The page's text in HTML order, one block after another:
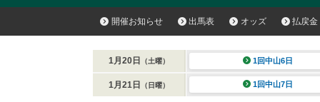
開催お知らせ 出馬表 オッズ 払戻金
1月20日 （土曜） 1回中山6日
1月21日 （日曜） 1回中山7日